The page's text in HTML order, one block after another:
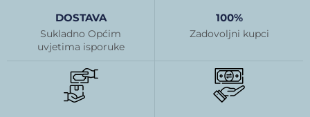
DOSTAVA
Sukladno Općim
uvjetima isporuke
100%
Zadovoljni kupci